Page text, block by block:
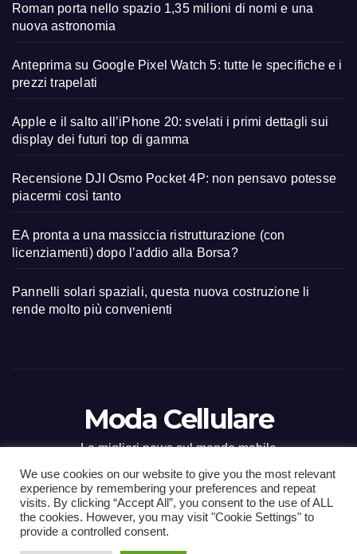
Roman porta nello spazio 1,35 milioni di nomi e una
nuova astronomia
Anteprima su Google Pixel Watch 5: tutte le specifiche e i
prezzi trapelati
Apple e il salto all’iPhone 20: svelati i primi dettagli sui
display dei futuri top di gamma
Recensione DJI Osmo Pocket 4P: non pensavo potesse
piacermi così tanto
EA pronta a una massiccia ristrutturazione (con
licenziamenti) dopo l’addio alla Borsa?
Pannelli solari spaziali, questa nuova costruzione li
rende molto più convenienti
Moda Cellulare
Le migliori news sul mondo mobile
Proudly powered by WordPress| Tema: Newsup diThemeansar
We use cookies on our website to give you the most relevant
experience by remembering your preferences and repeat
visits. By clicking “Accept All”, you consent to the use of ALL
the cookies. However, you may visit "Cookie Settings" to
provide a controlled consent.